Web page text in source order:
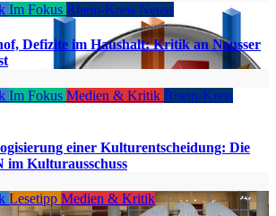
Im Fokus Rhein-Kreis Neuss
Defizite im Haushalt: Kritik an Neusser
Im Fokus Medien & Kritik Rhein-Kreis
einer Kulturentscheidung: Die
im Kulturausschuss
Lesetipp Medien & Kritik